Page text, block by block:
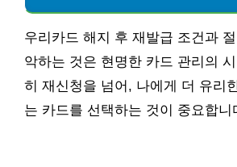
우리카드 해지 후 재발급 조건과
악하는 것은 현명한 카드 관리의
히 재신청을 넘어, 나에게 더 유리
는 카드를 선택하는 것이 중요합니